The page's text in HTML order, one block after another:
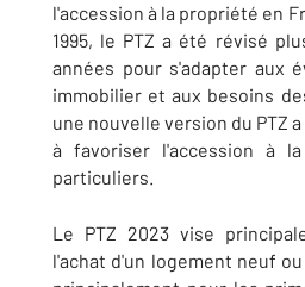
l'accession à la propriété en
1995, le PTZ a été révisé
années pour s'adapter aux
immobilier et aux besoins
une nouvelle version du PTZ
à favoriser l'accession à
particuliers.
Le PTZ 2023 vise
l'achat d'un logement neuf